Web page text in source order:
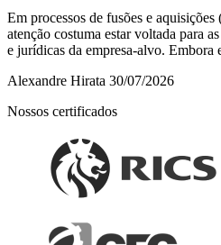
Em processos de fusões e
atenção costuma estar voltada para
e jurídicas da empresa-alvo. Embora
Alexandre Hirata 30/07/2026
Nossos certificados